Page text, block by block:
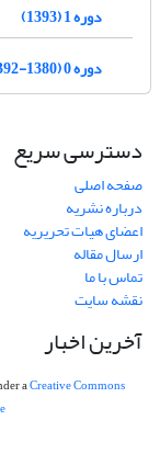
دوره 1 (1393)
دوره 0 (1380-1392)
دسترسی سریع
صفحه اصلی
درباره نشریه
اعضای هیات تحریریه
ارسال مقاله
تماس با ما
نقشه سایت
آخرین اخبار
aCreative Commons